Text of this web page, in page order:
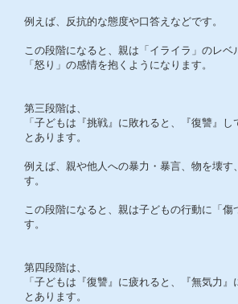
例えば、反抗的な態度や口答えなどです。
この段階になると、親は「イライラ」のレベ
「怒り」の感情を抱くようになります。
第三段階は、
「子どもは『挑戦』に敗れると、『復讐』し
とあります。
例えば、親や他人への暴力・暴言、物を壊す
す。
この段階になると、親は子どもの行動に「傷
す。
第四段階は、
「子どもは『復讐』に疲れると、『無気力』
とあります。